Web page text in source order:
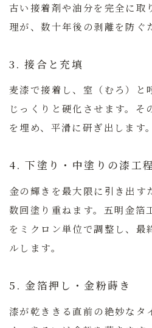
古い接着剤や油分を完全に取
理が、数十年後の剥離を防ぐ
3. 接合と充填
麦漆で接着し、室（むろ）と
じっくりと硬化させます。そ
を埋め、平滑に研ぎ出します。
4. 下塗り・中塗りの漆工程
金の輝きを最大限に引き出す
数回塗り重ねます。五明金箔
をミクロン単位で調整し、最
ルします。
5. 金箔押し・金粉蒔き
漆が乾ききる直前の絶妙なタ